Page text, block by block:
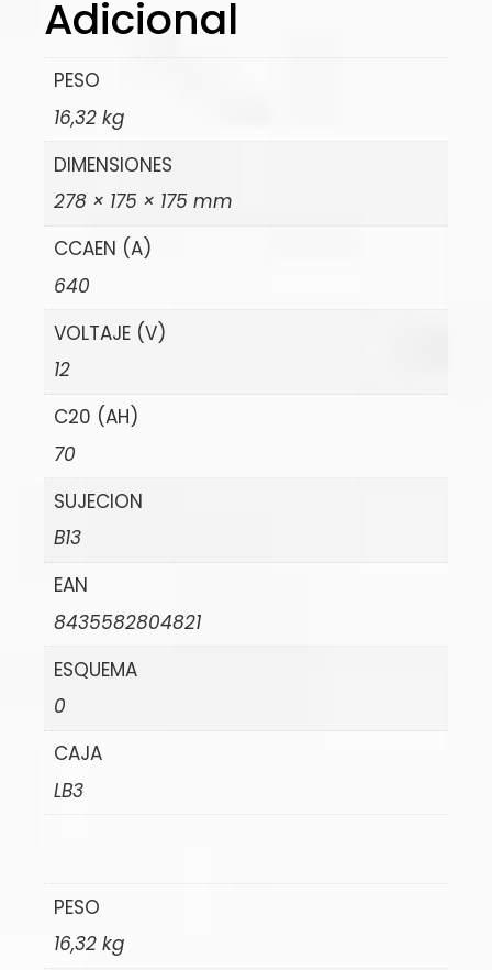
Adicional
PESO
16,32 kg
DIMENSIONES
278 × 175 × 175 mm
CCAEN (A)
640
VOLTAJE (V)
12
C20 (AH)
70
SUJECION
B13
EAN
8435582804821
ESQUEMA
0
CAJA
LB3
PESO
16,32 kg